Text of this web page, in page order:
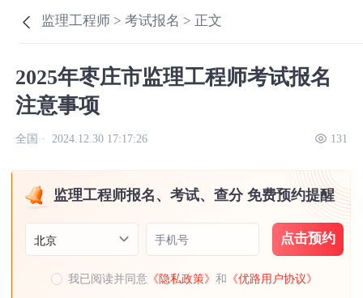
监理工程师 >考试报名 > 正文
2025年枣庄市监理工程师考试报名
注意事项
全国 · 2024.12.30 17:17:26 131
监理工程师报名、考试、查分 免费预约提醒
北京 手机号 点击预约
我已阅读并同意 《隐私政策》和 《优路用户协议》